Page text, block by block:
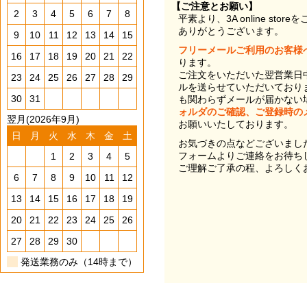
【ご注意とお願い】
平素より、3A online storeを
ありがとうございます。
フリーメールご利用のお客様
ります。
ご注文をいただいた翌営業
ルを送らせていただいてお
も関わらずメールが届かない
ォルダのご確認、ご登録時
お願いいたしております。
お気づきの点などございま
フォームよりご連絡をお待ち
ご理解ご了承の程、よろし
2
3 4 5 6 7
8
9
10 11 12 13 14
15
16
17 18 19 20 21
22
23
24 25 26 27 28
29
30
31
翌月(2026年9月)
日
月 火 水 木 金
土
1
2 3 4
5
6
7 8 9 10 11
12
13
14 15 16 17 18
19
20
21 22 23 24 25
26
27
28 29
30
発送業務のみ（14時まで）